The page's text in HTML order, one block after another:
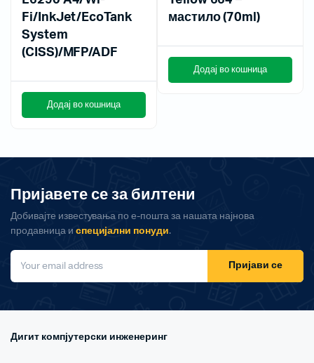
Fi/InkJet/EcoTank
System
(CISS)/MFP/ADF
Додај во кошница
мастило (70ml)
Додај во кошница
Пријавете се за билтени
Добивајте известувања по е-пошта за нашата најнова
продавница и специјални понуди.
Пријави се
Дигит компјутерски инженеринг